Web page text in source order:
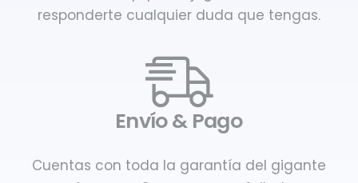
responderte cualquier duda que tengas.
Envío & Pago
Cuentas con toda la garantía del gigante